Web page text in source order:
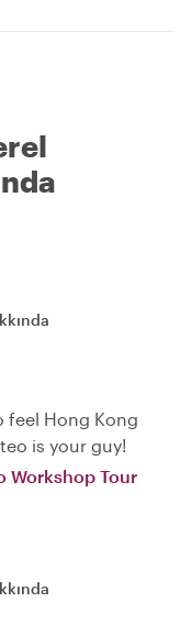
feel Hong Kong
is your guy!
Workshop Tour